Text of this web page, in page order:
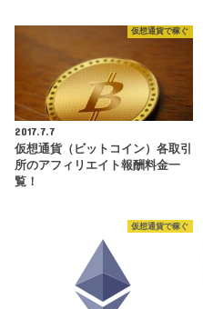
仮想通貨で稼ぐ
2017.7.7
仮想通貨（ビットコイン）各取引
所のアフィリエイト報酬料金一
覧！
仮想通貨で稼ぐ